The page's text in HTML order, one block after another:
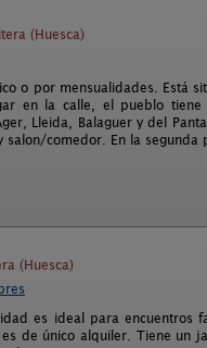
(Huesca)
o por mensualidades. Está
en la calle, el pueblo tiene
Lleida, Balaguer y del
comedor. En la segunda
(Huesca)
es ideal para encuentros
de único alquiler. Tiene un